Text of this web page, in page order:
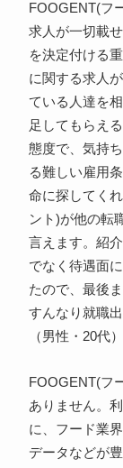
FOOGENT(フ
求人が一切載
を決定付ける
に関する求人
ている人達を
足してもらえ
態度で、気持
る難しい雇用
命に探してく
ント)が他の転
言えます。紹
でなく待遇面
たので、最後
すんなり就職出
（男性・20代）
FOOGENT(フ
ありません。
に、フード業
データなどが